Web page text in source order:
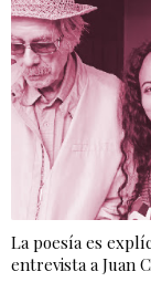
La poesía es
entrevista a Juan